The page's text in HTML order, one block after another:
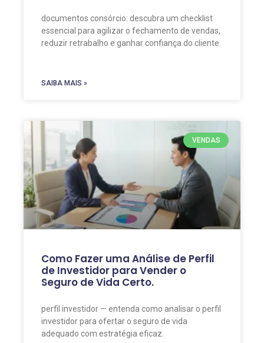
documentos consórcio: descubra um checklist
essencial para agilizar o fechamento de vendas,
reduzir retrabalho e ganhar confiança do cliente.
SAIBA MAIS »
VENDAS
Como Fazer uma Análise de Perfil
de Investidor para Vender o
Seguro de Vida Certo.
perfil investidor — entenda como analisar o perfil
investidor para ofertar o seguro de vida
adequado com estratégia eficaz.